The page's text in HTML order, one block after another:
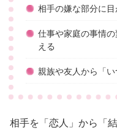
相手の嫌な部分に
仕事や家庭の事情
える
親族や友人から「
相手を「恋人」から「